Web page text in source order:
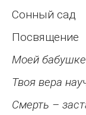
Сонный сад
Посвящение
Моей
Твоя вера
Смерть –